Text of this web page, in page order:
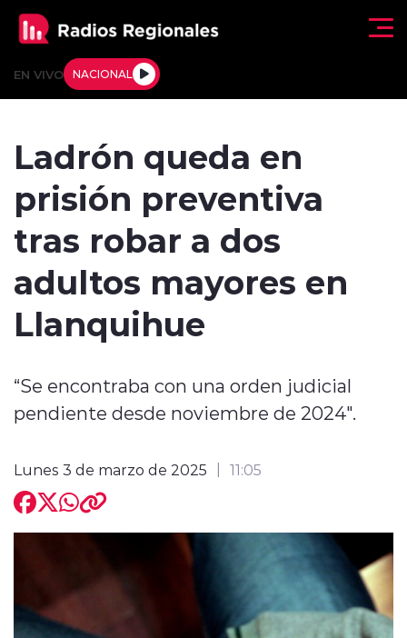
EN VIVO NACIONAL
Tendencias
Deportes
Internacional
Entrevistas
modo claro
Ladrón queda en
prisión preventiva
tras robar a dos
adultos mayores en
Llanquihue
“Se encontraba con una orden judicial
pendiente desde noviembre de 2024".
Lunes 3 de marzo de 2025 11:05